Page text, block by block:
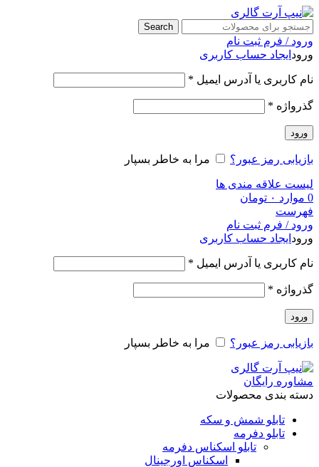
Search
ورود / فرم ثبت نام
ورود ایجاد حساب کاربری
نام کاربری یا آدرس ایمیل *
گذرواژه *
ورود
بازیابی رمز عبور؟ مرا به خاطر بسپار
لیست علاقه مندی ها
0 موارد ۰ تومان
فهرست
ورود / فرم ثبت نام
ورود ایجاد حساب کاربری
نام کاربری یا آدرس ایمیل *
گذرواژه *
ورود
بازیابی رمز عبور؟ مرا به خاطر بسپار
مشاوره رایگان
دسته بندی محصولات
تابلو شمش و سکه
تابلو دفرمه
تابلو اسکناس دفرمه
اسکناس اورجینال